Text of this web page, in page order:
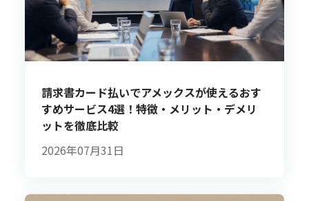
請求書カード払いでアメックスが使えるおす
すめサービス4選！特徴・メリット・デメリ
ットを徹底比較
2026年07月31日